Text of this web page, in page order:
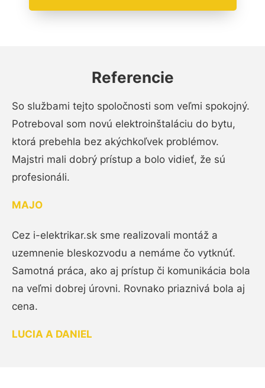
Referencie
So službami tejto spoločnosti som veľmi spokojný.
Potreboval som novú elektroinštaláciu do bytu,
ktorá prebehla bez akýchkoľvek problémov.
Majstri mali dobrý prístup a bolo vidieť, že sú
profesionáli.
MAJO
Cez i-elektrikar.sk sme realizovali montáž a
uzemnenie bleskozvodu a nemáme čo vytknúť.
Samotná práca, ako aj prístup či komunikácia bola
na veľmi dobrej úrovni. Rovnako priaznivá bola aj
cena.
LUCIA A DANIEL